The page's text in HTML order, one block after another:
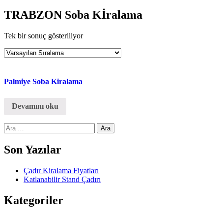
TRABZON Soba Kİralama
Tek bir sonuç gösteriliyor
Palmiye Soba Kiralama
Devamını oku
Arama:
Son Yazılar
Çadır Kiralama Fiyatları
Katlanabilir Stand Çadırı
Kategoriler